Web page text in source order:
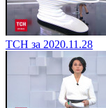
ТСН за 2020.11.28